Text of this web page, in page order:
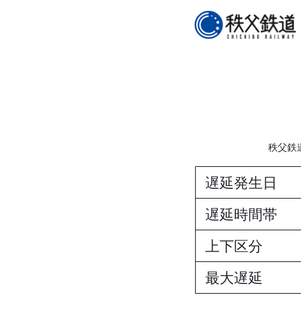
秩父鉄
遅延発生日
遅延時間帯
上下区分
最大遅延